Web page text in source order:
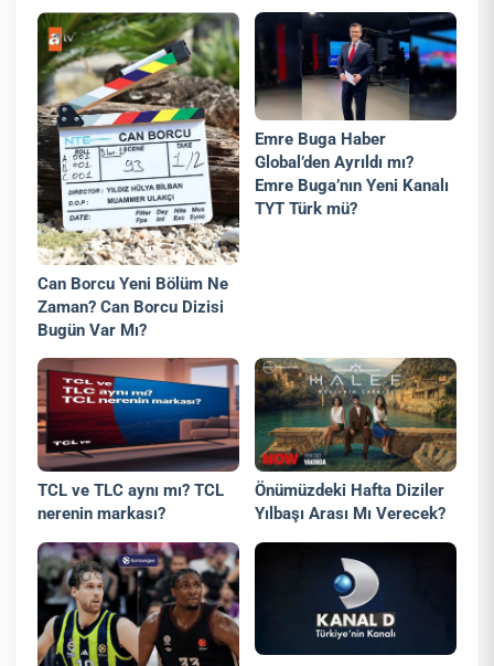
Can Borcu Yeni Bölüm Ne
Zaman? Can Borcu Dizisi
Bugün Var Mı?
Emre Buga Haber
Global’den Ayrıldı mı?
Emre Buga’nın Yeni Kanalı
TYT Türk mü?
TCL ve TLC aynı mı? TCL
nerenin markası?
Önümüzdeki Hafta Diziler
Yılbaşı Arası Mı Verecek?